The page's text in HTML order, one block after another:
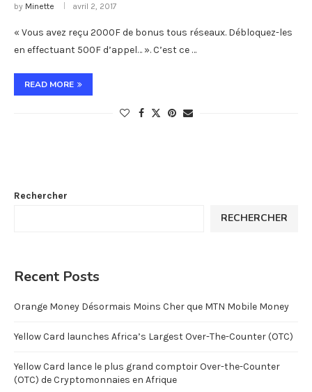
by Minette avril 2, 2017
« Vous avez reçu 2000F de bonus tous réseaux. Débloquez-les
en effectuant 500F d’appel… ». C’est ce …
READ MORE
Rechercher
RECHERCHER
Recent Posts
Orange Money Désormais Moins Cher que MTN Mobile Money
Yellow Card launches Africa’s Largest Over-The-Counter (OTC)
Yellow Card lance le plus grand comptoir Over-the-Counter
(OTC) de Cryptomonnaies en Afrique